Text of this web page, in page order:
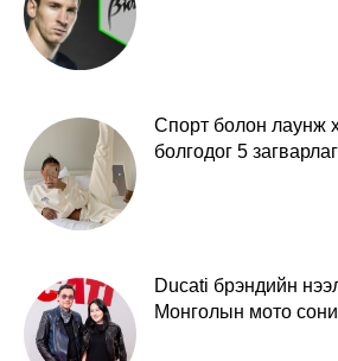
Спорт болон лаунж
болгодог 5
Ducati брэндийн
Монголын мото